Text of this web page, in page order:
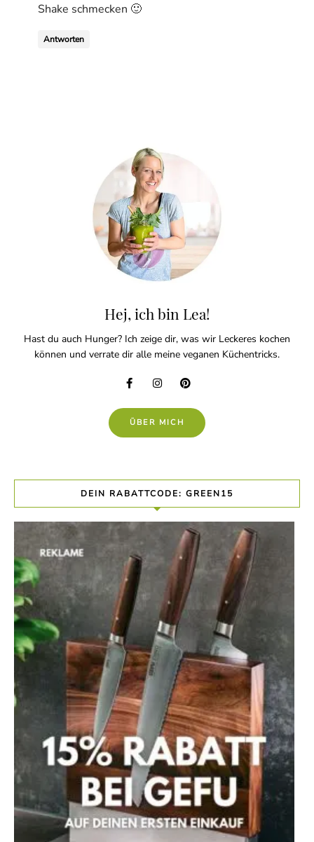
Shake schmecken 🙂
Antworten
Hej, ich bin Lea!
Hast du auch Hunger? Ich zeige dir, was wir Leckeres kochen
können und verrate dir alle meine veganen Küchentricks.
ÜBER MICH
DEIN RABATTCODE: GREEN15